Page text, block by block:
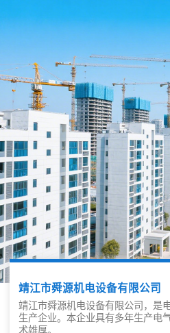
靖江市舜源机电设备有限公司
靖江市舜源机电设备有限公司，是
生产企业。本企业具有多年生产电
术雄厚。